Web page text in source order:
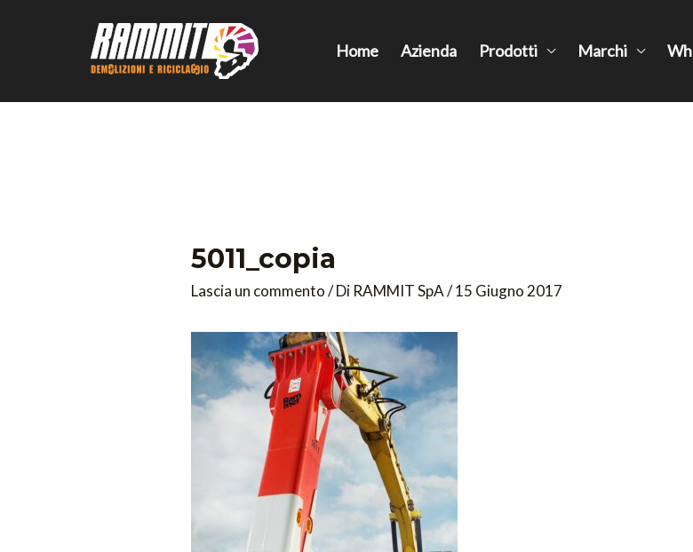
Home Azienda Prodotti Marchi
5011_copia
Lascia un commento / Di RAMMIT SpA/15 Giugno 2017